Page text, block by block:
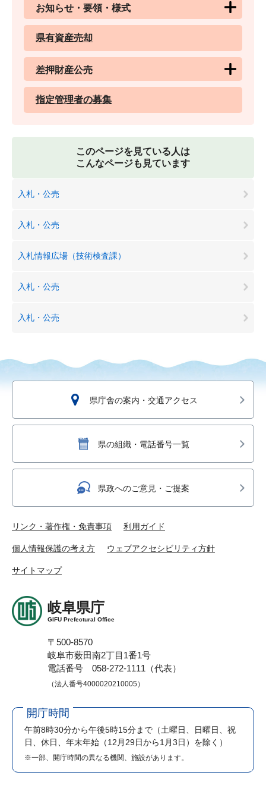
お知らせ・要領・様式
県有資産売却
差押財産公売
指定管理者の募集
このページを見ている人は
こんなページも見ています
入札・公売
入札・公売
入札情報広場（技術検査課）
入札・公売
入札・公売
県庁舎の案内・交通アクセス
県の組織・電話番号一覧
県政へのご意見・ご提案
リンク・著作権・免責事項 利用ガイド
個人情報保護の考え方 ウェブアクセシビリティ方針
サイトマップ
岐阜県庁
GIFU Prefectural Office
〒500-8570
岐阜市薮田南2丁目1番1号
電話番号 058-272-1111（代表）
（法人番号4000020210005）
開庁時間
午前8時30分から午後5時15分まで （土曜日、日曜日、祝
日、休日、年末年始（12月29日から1月3日）を除く）
※一部、開庁時間の異なる機関、施設があります。